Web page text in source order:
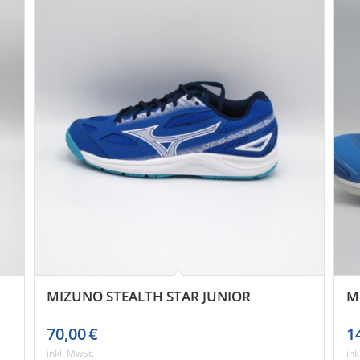
MIZUNO STEALTH STAR JUNIOR
70,00€
inkl. MwSt.